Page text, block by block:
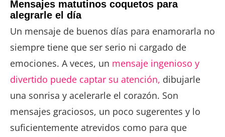
Mensajes matutinos coquetos para
alegrarle el día
Un mensaje de buenos días para enamorarla no
siempre tiene que ser serio ni cargado de
emociones. A veces, un mensaje ingenioso y
divertido puede captar su atención, dibujarle
una sonrisa y acelerarle el corazón. Son
mensajes graciosos, un poco sugerentes y lo
suficientemente atrevidos como para que